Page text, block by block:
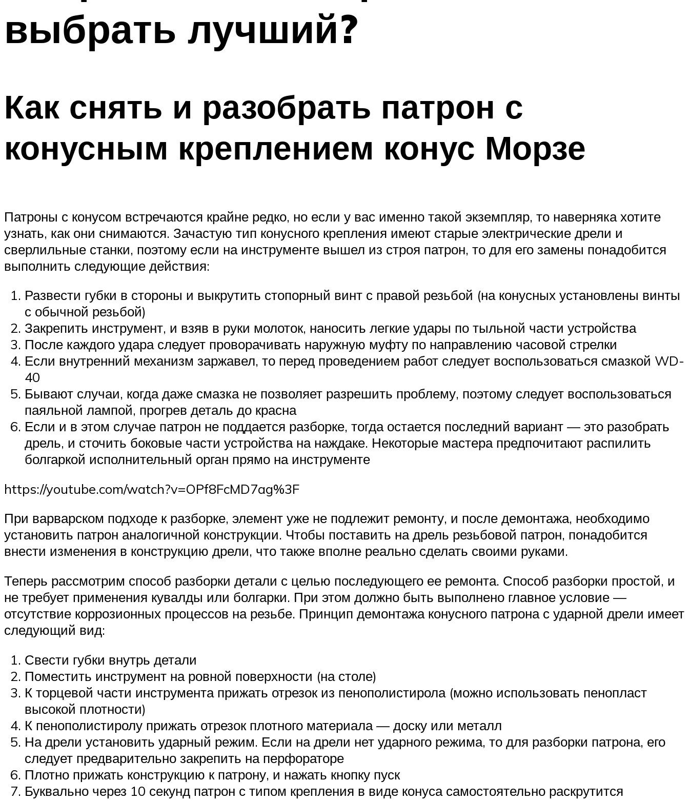
выбрать лучший?
Как снять и разобрать патрон с
конусным креплением конус Морзе
Патроны с конусом встречаются крайне редко, но если у вас именно такой экземпляр, то наверняка хотите
узнать, как они снимаются. Зачастую тип конусного крепления имеют старые электрические дрели и
сверлильные станки, поэтому если на инструменте вышел из строя патрон, то для его замены понадобится
выполнить следующие действия:
Развести губки в стороны и выкрутить стопорный винт с правой резьбой (на конусных установлены винты
с обычной резьбой)
Закрепить инструмент, и взяв в руки молоток, наносить легкие удары по тыльной части устройства
После каждого удара следует проворачивать наружную муфту по направлению часовой стрелки
Если внутренний механизм заржавел, то перед проведением работ следует воспользоваться смазкой WD-
40
Бывают случаи, когда даже смазка не позволяет разрешить проблему, поэтому следует воспользоваться
паяльной лампой, прогрев деталь до красна
Если и в этом случае патрон не поддается разборке, тогда остается последний вариант — это разобрать
дрель, и сточить боковые части устройства на наждаке. Некоторые мастера предпочитают распилить
болгаркой исполнительный орган прямо на инструменте
https://youtube.com/watch?v=OPf8FcMD7ag%3F
При варварском подходе к разборке, элемент уже не подлежит ремонту, и после демонтажа, необходимо
установить патрон аналогичной конструкции. Чтобы поставить на дрель резьбовой патрон, понадобится
внести изменения в конструкцию дрели, что также вполне реально сделать своими руками.
Теперь рассмотрим способ разборки детали с целью последующего ее ремонта. Способ разборки простой, и
не требует применения кувалды или болгарки. При этом должно быть выполнено главное условие —
отсутствие коррозионных процессов на резьбе. Принцип демонтажа конусного патрона с ударной дрели имеет
следующий вид:
Свести губки внутрь детали
Поместить инструмент на ровной поверхности (на столе)
К торцевой части инструмента прижать отрезок из пенополистирола (можно использовать пенопласт
высокой плотности)
К пенополистиролу прижать отрезок плотного материала — доску или металл
На дрели установить ударный режим. Если на дрели нет ударного режима, то для разборки патрона, его
следует предварительно закрепить на перфораторе
Плотно прижать конструкцию к патрону, и нажать кнопку пуск
Буквально через 10 секунд патрон с типом крепления в виде конуса самостоятельно раскрутится